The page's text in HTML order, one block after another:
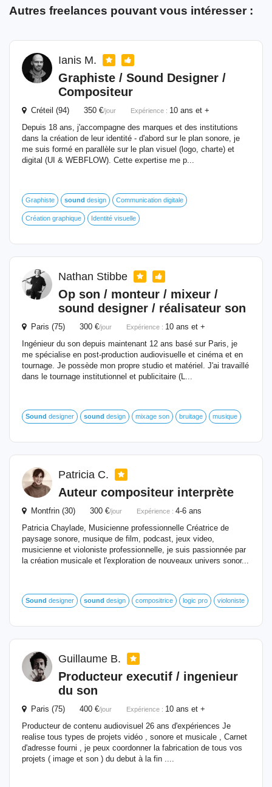
Autres freelances pouvant vous intéresser :
Ianis M.
Graphiste / Sound Designer /
Compositeur
Créteil (94) 350 €/jour Expérience : 10 ans et +
Depuis 18 ans, j'accompagne des marques et des institutions
dans la création de leur identité - d'abord sur le plan sonore, je
me suis formé en parallèle sur le plan visuel (logo, charte) et
digital (UI & WEBFLOW). Cette expertise me p...
Graphiste sound design Communication digitale
Création graphique Identité visuelle
Nathan Stibbe
Op son / monteur / mixeur /
sound designer / réalisateur son
Paris (75) 300 €/jour Expérience : 10 ans et +
Ingénieur du son depuis maintenant 12 ans basé sur Paris, je
me spécialise en post-production audiovisuelle et cinéma et en
tournage. Je possède mon propre studio et matériel. J'ai travaillé
dans le tournage institutionnel et publicitaire (L...
Sound designer sound design mixage son bruitage musique
Patricia C.
Auteur compositeur interprète
Montfrin (30) 300 €/jour Expérience : 4-6 ans
Patricia Chaylade, Musicienne professionnelle Créatrice de
paysage sonore, musique de film, podcast, jeux video,
musicienne et violoniste professionnelle, je suis passionnée par
la création musicale et l'exploration de nouveaux univers sonor...
Sound designer sound design compositrice logic pro violoniste
Guillaume B.
Producteur executif / ingenieur
du son
Paris (75) 400 €/jour Expérience : 10 ans et +
Producteur de contenu audiovisuel 26 ans d'expériences Je
realise tous types de projets vidéo , sonore et musicale , Carnet
d'adresse fourni , je peux coordonner la fabrication de tous vos
projets ( image et son ) du debut à la fin ....